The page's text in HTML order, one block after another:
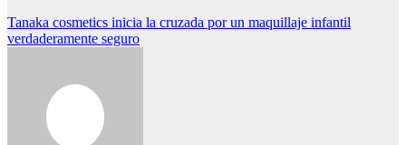
Navegación
de
Tanaka cosmetics inicia la cruzada por un maquillaje infantil
verdaderamente seguro